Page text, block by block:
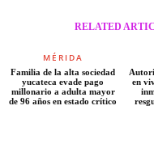
RELATED
MÉRIDA
Familia de la alta sociedad
yucateca evade pago
millonario a adulta mayor
de 96 años en estado crítico
en